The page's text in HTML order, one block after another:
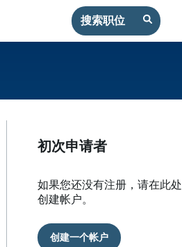
搜索职位
初次申请者
如果您还没有注册，请在此处
创建帐户。
创建一个帐户